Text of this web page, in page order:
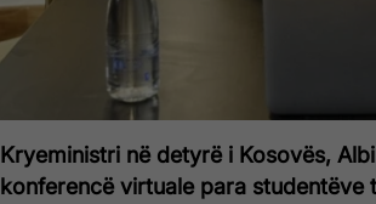
Kryeministri në detyrë i Kosovës,
konferencë virtuale para